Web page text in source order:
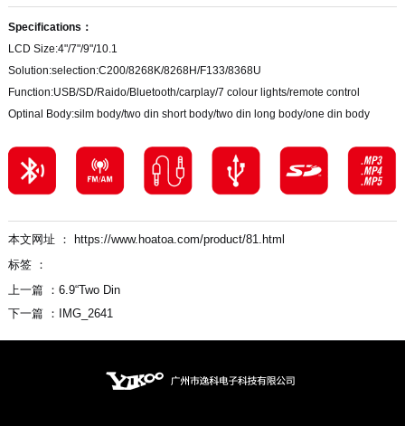
Specifications：
LCD Size:4"/7"/9"/10.1
Solution:selection:C200/8268K/8268H/F133/8368U
Function:USB/SD/Raido/Bluetooth/carplay/7 colour lights/remote control
Optinal Body:silm body/two din short body/two din long body/one din body
本文网址 ： https://www.hoatoa.com/product/81.html
标签 ：
上一篇 ： 6.9“Two Din
下一篇 ：
IMG_2641